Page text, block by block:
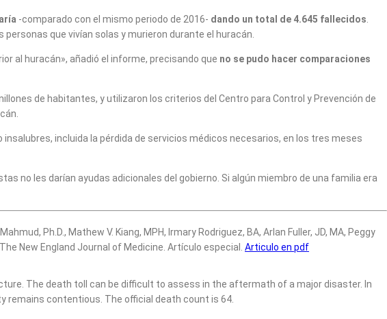
-comparado con el mismo periodo de 2016- dando un total de 4.645 fallecidos.
que vivían solas y murieron durante el huracán.
al huracán», añadió el informe, precisando que no se pudo hacer comparaciones
de habitantes, y utilizaron los criterios del Centro para Control y Prevención de
incluida la pérdida de servicios médicos necesarios, en los tres meses
no les darían ayudas adicionales del gobierno. Si algún miembro de una familia era
Ph.D., Mathew V. Kiang, MPH, Irmary Rodriguez, BA, Arlan Fuller, JD, MA, Peggy
The New England Journal of Medicine. Artículo especial. Articulo en pdf
The death toll can be difficult to assess in the aftermath of a major disaster. In
remains contentious. The official death count is 64.